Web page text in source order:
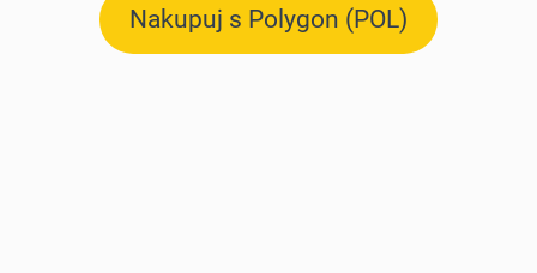
Nakupuj s Polygon (POL)